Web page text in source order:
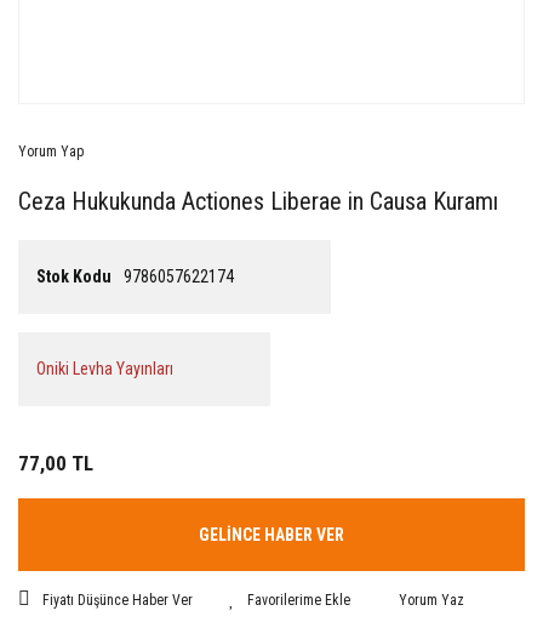
Yorum Yap
Ceza Hukukunda Actiones Liberae in Causa Kuramı
Stok Kodu 9786057622174
Oniki Levha Yayınları
77,00 TL
GELİNCE HABER VER
Fiyatı Düşünce Haber Ver Yorum Yaz